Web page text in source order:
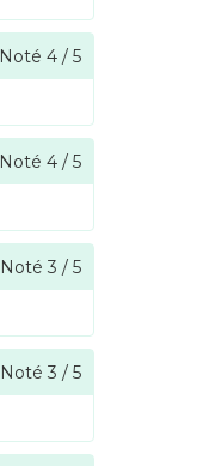
Noté 4 / 5
Noté 4 / 5
Noté 3 / 5
Noté 3 / 5